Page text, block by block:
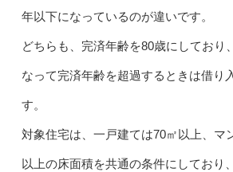
年以下になっているのが違いです。
どちらも、完済年齢を80歳にしており
なって完済年齢を超過するときは借り
す。
対象住宅は、一戸建ては70㎡以上、マ
以上の床面積を共通の条件にしており